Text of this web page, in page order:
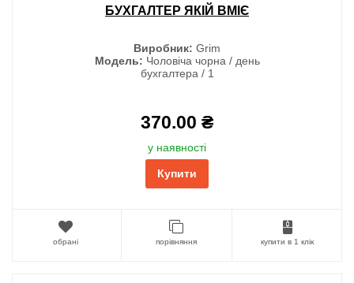
БУХГАЛТЕР ЯКІЙ ВМІЄ
Виробник: Grim
Модель: Чоловіча чорна / день
бухгалтера / 1
370.00 ₴
у наявності
Купити
обрані порівняння купити в 1 клік